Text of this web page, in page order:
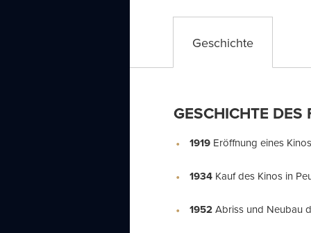
Geschichte
GESCHICHTE
1919 Eröffnung eines
1934Kauf des Kinos in
1952Abriss und Neubau